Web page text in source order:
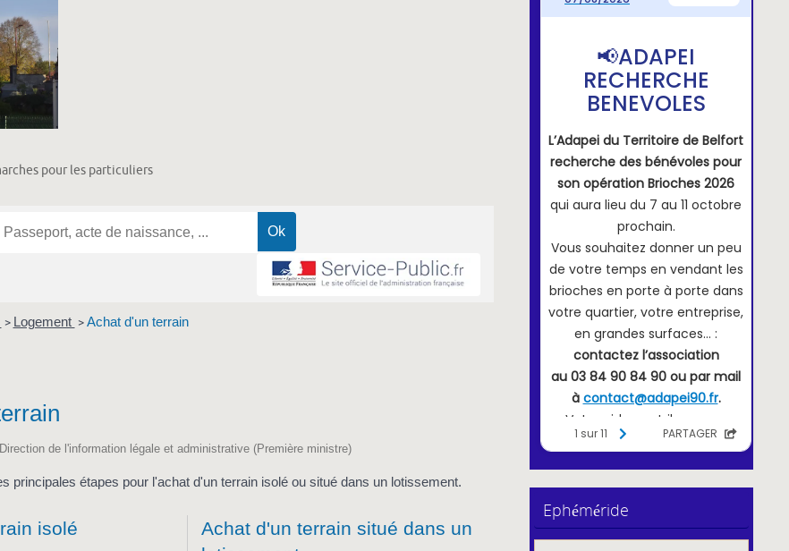
pour les particuliers
> Logement > Achat d'un terrain
de l'information légale et administrative (Première ministre)
principales étapes pour l'achat d'un terrain isolé ou situé dans un lotissement.
isolé
Achat d'un terrain situé dans un
Ephéméride